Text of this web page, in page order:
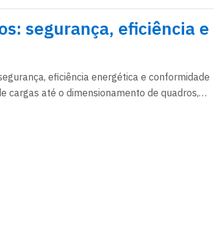
segurança, eficiência e
eficiência energética e conformidade
cargas até o dimensionamento de quadros,
comerciais e industriais.